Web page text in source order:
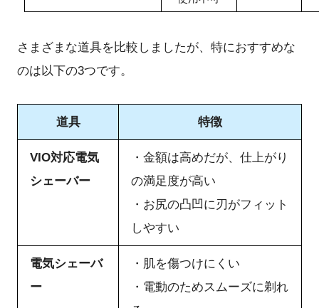
さまざまな道具を比較しましたが、特におすすめな
のは以下の3つです。
道具 特徴
VIO対応電気
シェーバー
・金額は高めだが、仕上がり
の満足度が高い
・お尻の凸凹に刃がフィット
しやすい
電気シェーバ
ー
・肌を傷つけにくい
・電動のためスムーズに剃れ